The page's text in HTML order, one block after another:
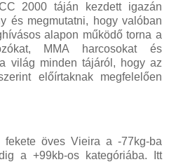
2000 táján kezdett igazán
és megmutatni, hogy valóban
alapon működő torna a
MMA harcosokat és
a világ minden tájáról, hogy az
előírtaknak megfelelően
öves Vieira a -77kg-ba
a +99kb-os kategóriába. Itt